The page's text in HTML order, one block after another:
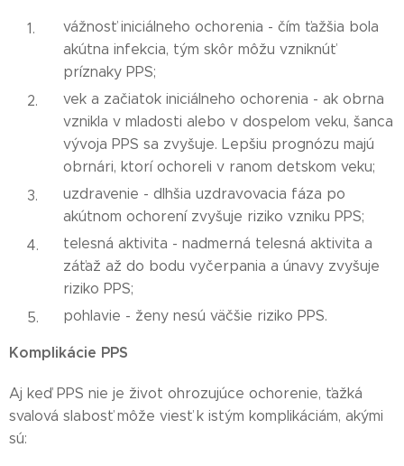
vážnosť iniciálneho ochorenia - čím ťažšia bola
akútna infekcia, tým skôr môžu vzniknúť
príznaky PPS;
vek a začiatok iniciálneho ochorenia - ak obrna
vznikla v mladosti alebo v dospelom veku, šanca
vývoja PPS sa zvyšuje. Lepšiu prognózu majú
obrnári, ktorí ochoreli v ranom detskom veku;
uzdravenie - dlhšia uzdravovacia fáza po
akútnom ochorení zvyšuje riziko vzniku PPS;
telesná aktivita - nadmerná telesná aktivita a
záťaž až do bodu vyčerpania a únavy zvyšuje
riziko PPS;
pohlavie - ženy nesú väčšie riziko PPS.
Komplikácie PPS
Aj keď PPS nie je život ohrozujúce ochorenie, ťažká
svalová slabosť môže viesť k istým komplikáciám, akými
sú: